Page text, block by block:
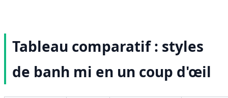
Tableau comparatif : styles
de banh mi en un coup d'œil